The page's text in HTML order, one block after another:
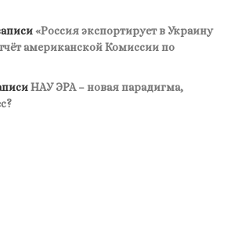
«Россия экспортирует в Украину
американской Комиссии по
НАУ ЭРА – новая парадигма,